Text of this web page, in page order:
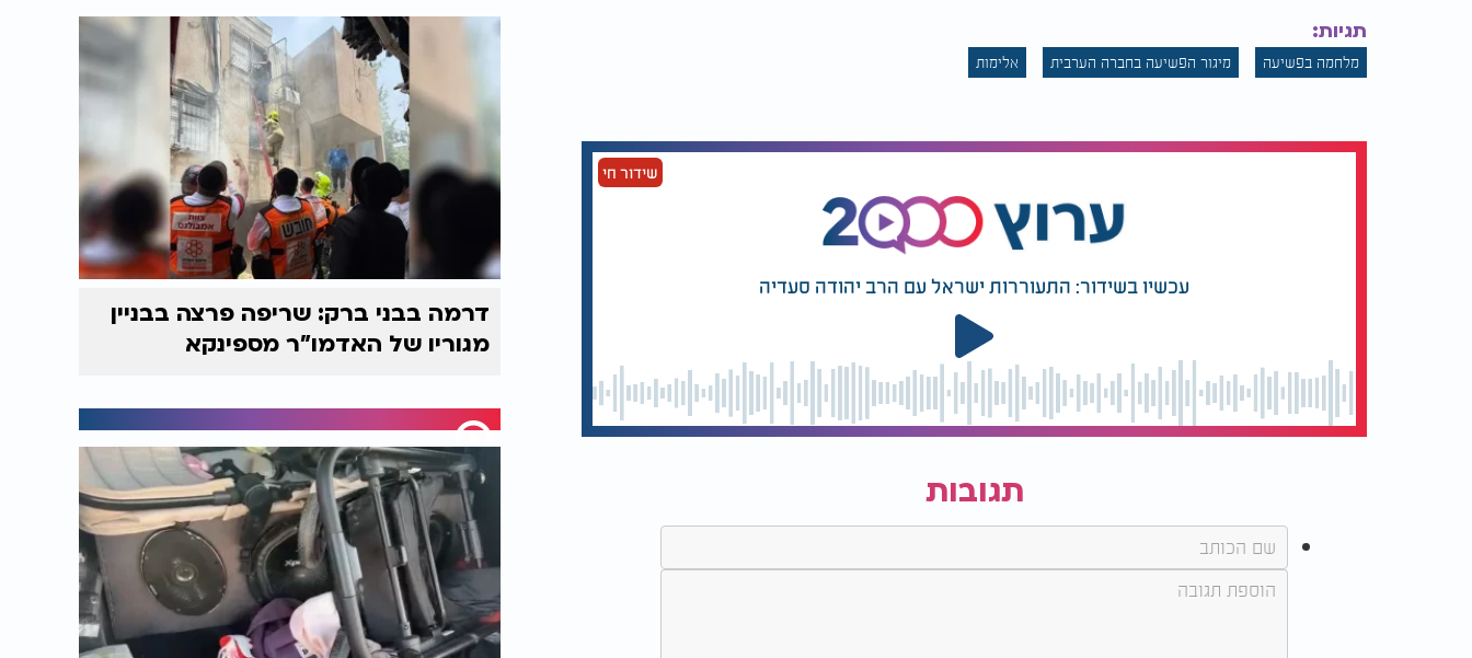
תגיות:
מלחמה בפשיעה מיגור הפשיעה בחברה הערבית אלימות
שידור חי
עכשיו בשידור: התעוררות ישראל עם הרב יהודה סעדיה
תגובות
דרמה בבני ברק: שריפה פרצה בבניין
מגוריו של האדמו"ר מספינקא